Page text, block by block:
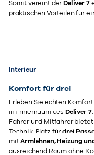
Somit vereint der Deliver 7
praktischen Vorteilen für
Interieur
Komfort für drei
Erleben Sie echten
im Innenraum des Deliver 7
Fahrer und Mitfahrer
Technik. Platz fürdrei
mit Armlehnen, Heizung
ausreichend Raum ohne